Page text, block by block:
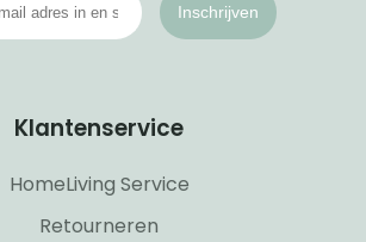
Inschrijven
Klantenservice
HomeLiving Service
Retourneren